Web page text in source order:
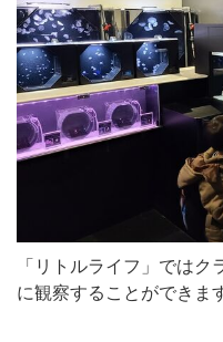
「リトルライフ」では
に観察することができま